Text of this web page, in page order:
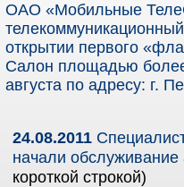
ОАО «Мобильные
открытии первого
Салон площадью
августа по адресу: г.
24.08.2011
начали обслуживание
короткой строкой)